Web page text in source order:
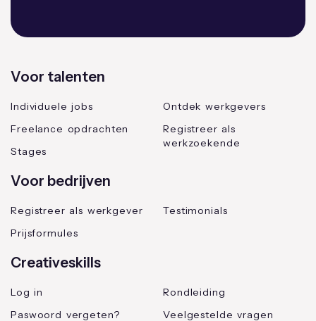
Voor talenten
Individuele jobs
Freelance opdrachten
Stages
Ontdek werkgevers
Registreer als
werkzoekende
Voor bedrijven
Registreer als werkgever
Prijsformules
Testimonials
Creativeskills
Log in
Paswoord vergeten?
Rondleiding
Veelgestelde vragen